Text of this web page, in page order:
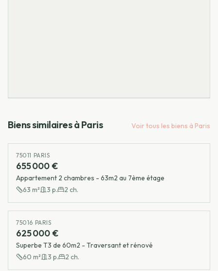
Biens similaires à Paris Voir tous les biens à Paris
75011 PARIS
655 000 €
Appartement 2 chambres - 63m2 au 7ème étage
63 m² 3 p. 2 ch.
75016 PARIS
625 000 €
Superbe T3 de 60m2 - Traversant et rénové
60 m² 3 p. 2 ch.